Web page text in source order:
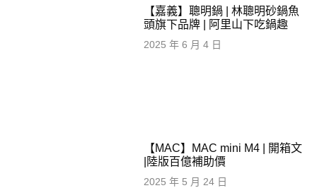
【嘉義】聰明鍋 | 林聰明砂鍋魚
頭旗下品牌 | 阿里山下吃鍋趣
2025 年 6 月 4 日
【MAC】MAC mini M4 | 開箱文
|陸版百億補助價
2025 年 5 月 24 日